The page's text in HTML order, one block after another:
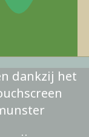
dankzij het